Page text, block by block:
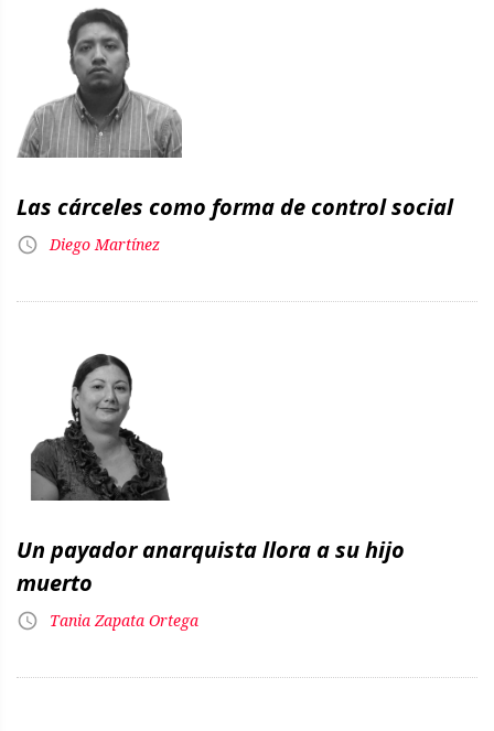
Las cárceles como forma de control social
Diego Martínez
Un payador anarquista llora a su hijo
muerto
Tania Zapata Ortega